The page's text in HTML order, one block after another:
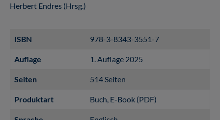
Herbert Endres (Hrsg.)
ISBN 978-3-8343-3551-7
Auflage 1. Auflage 2025
Seiten 514 Seiten
Produktart Buch , E-Book (PDF)